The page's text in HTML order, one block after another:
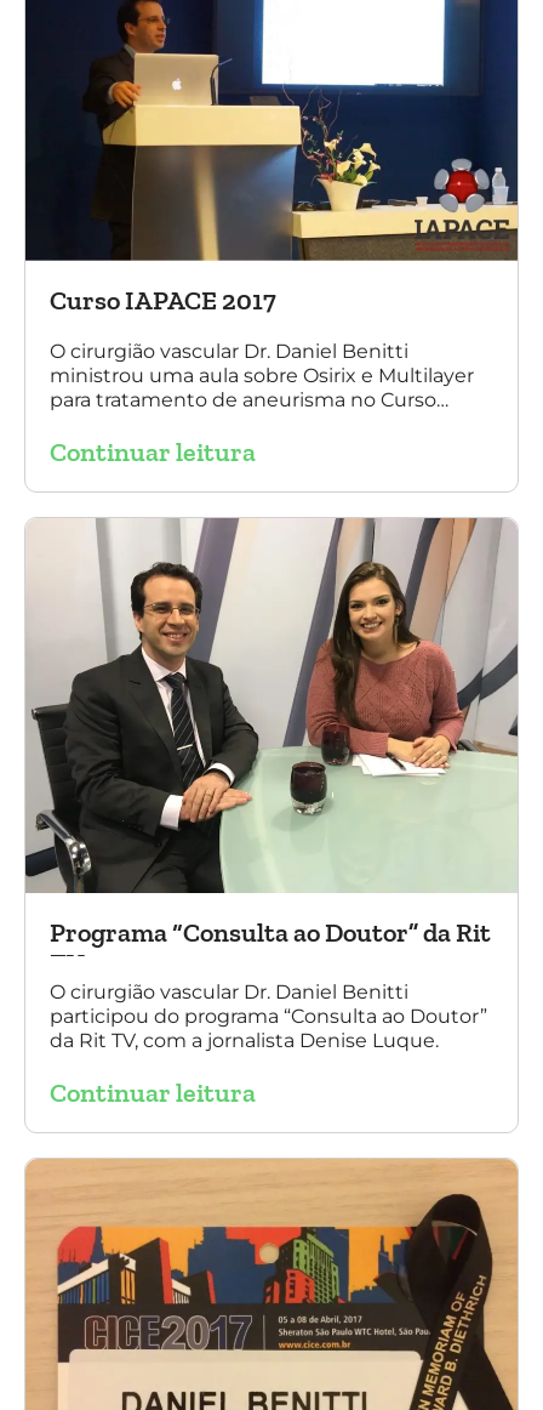
Curso IAPACE 2017
O cirurgião vascular Dr. Daniel Benitti
ministrou uma aula sobre Osirix e Multilayer
para tratamento de aneurisma no Curso
2017). Agradecemos a todos os participantes
Sergio Belczak pelo convite!
Continuar leitura
Programa “Consulta ao Doutor” da Rit
TV
O cirurgião vascular Dr. Daniel Benitti
participou do programa “Consulta ao Doutor”
da Rit TV, com a jornalista Denise Luque.
Continuar leitura